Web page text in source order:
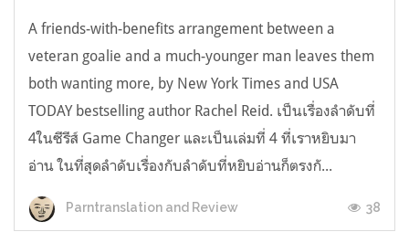
A friends-with-benefits arrangement between a
veteran goalie and a much-younger man leaves them
both wanting more, by New York Times and USA
TODAY bestselling author Rachel Reid. เป็นเรื่องลำดับที่
4ในซีรีส์ Game Changer และเป็นเล่มที่ 4 ที่เราหยิบมา
อ่าน ในที่สุดลำดับเรื่องกับลำดับที่หยิบอ่านก็ตรงกั...
Parntranslation and Review 38